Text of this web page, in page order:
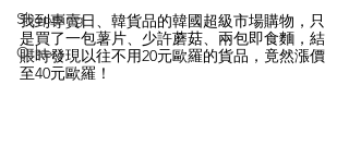
Shopping
Others
我到專賣日、韓貨品的韓國超級市場購物，只
是買了一包薯片、少許蘑菇、兩包即食麵，結
賬時發現以往不用20元歐羅的貨品，竟然漲價
至40元歐羅！